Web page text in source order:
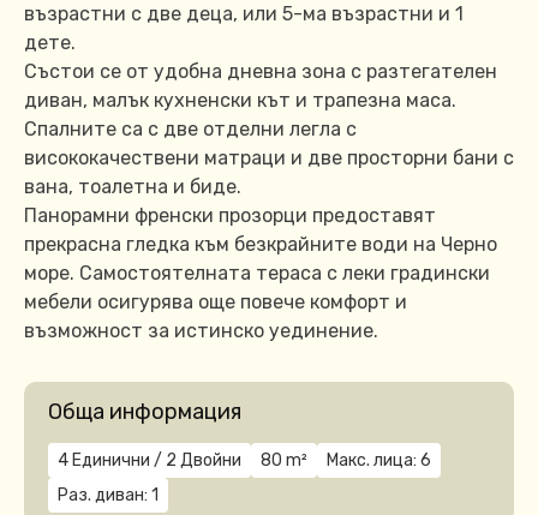
възрастни с две деца, или 5-ма възрастни и 1
дете.
Състои се от удобна дневна зона с разтегателен
диван, малък кухненски кът и трапезна маса.
Спалните са с две отделни легла с
висококачествени матраци и две просторни бани с
вана, тоалетна и биде.
Панорамни френски прозорци предоставят
прекрасна гледка към безкрайните води на Черно
море. Самостоятелната тераса с леки градински
мебели осигурява още повече комфорт и
възможност за истинско уединение.
Обща информация
4 Единични / 2 Двойни 80 m²
Макс. лица: 6
Раз. диван: 1